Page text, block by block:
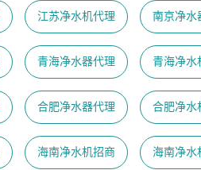
江苏净水机代理 南京净水
青海净水器代理 青海净水
合肥净水器代理 合肥净水
海南净水机招商 海南净水